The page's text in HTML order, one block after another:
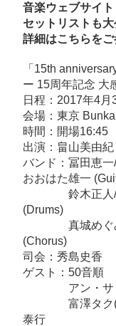
イ
イ
音楽ウェブサイ
セットリストも大
詳細はこちらをご
「15th
ー 15周年記念 大
日程：2017年4月
会場：東京
時間：開場
出演：畠山美由紀
バンド：冨田恵一
おおはた雄一
鈴木正人/
(Drums)
真城めぐみ/
(Chorus)
司会：秀島史香
ゲスト：50音順
アン・サリー
富澤タク(グ
泰行